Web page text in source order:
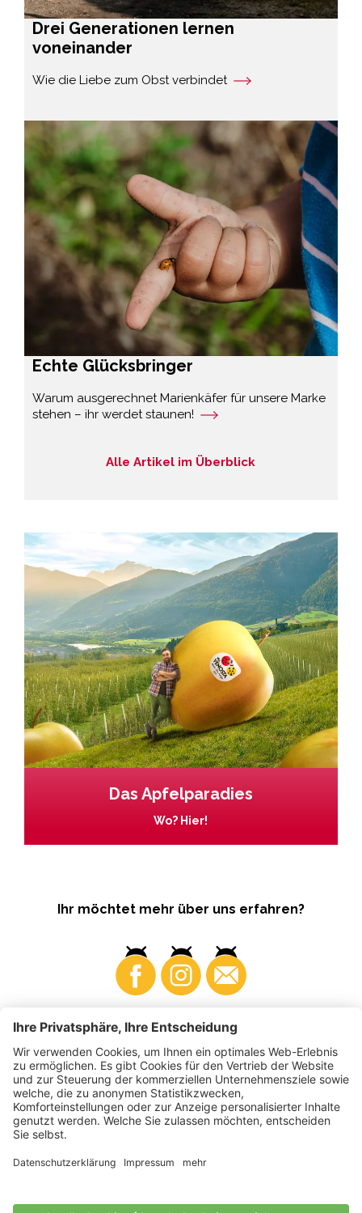
Drei Generationen lernen
voneinander
Wie die Liebe zum Obst verbindet
Echte Glücksbringer
Warum ausgerechnet Marienkäfer für unsere Marke
stehen – ihr werdet staunen!
Alle Artikel im Überblick
Das Apfelparadies
Wo? Hier!
Ihr möchtet mehr über uns erfahren?
Business Produzenten
2026
VI.P Gen. landw. Gesellschaft
Impressum • Cookie-Einstellungen Datenschutz